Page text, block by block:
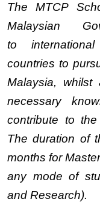
The MTCP
Malaysian
to
countries to
Malaysia,
necessary
contribute to
The duration of
months for
any mode of
and Research).